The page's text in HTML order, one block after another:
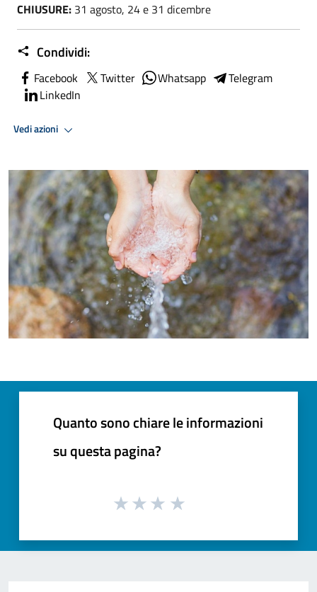
CHIUSURE: 31 agosto, 24 e 31 dicembre
Condividi:
Facebook Twitter Whatsapp
Telegram
LinkedIn
Vedi azioni
Quanto sono chiare le informazioni
su questa pagina?